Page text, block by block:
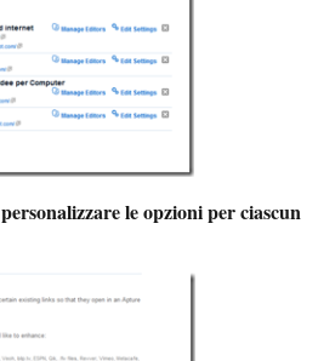
personalizzare le opzioni per ciascun